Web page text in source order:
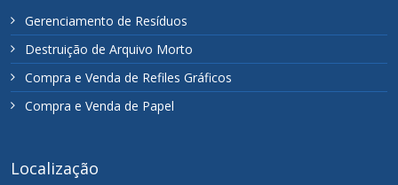
Gerenciamento de Resíduos
Destruição de Arquivo Morto
Compra e Venda de Refiles Gráficos
Compra e Venda de Papel
Localização